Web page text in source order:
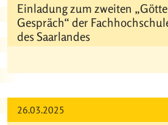
Einladung zum zweiten
Gespräch“ der
des Saarlandes
26.03.2025